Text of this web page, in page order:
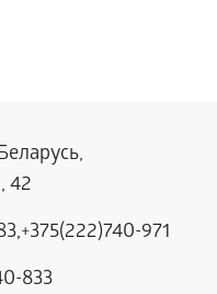
42
,+375(222)740-971
833